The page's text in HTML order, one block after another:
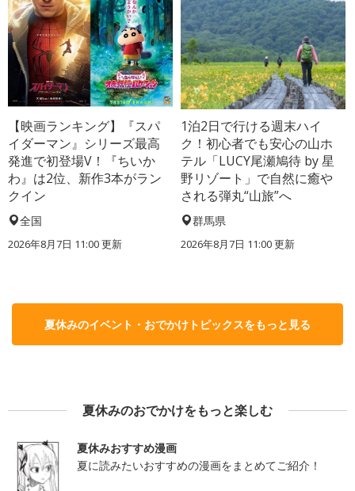
【映画ランキング】『スパ
イダーマン』シリーズ最高
発進で初登場V！『ちいか
わ』は2位、新作3本がラン
クイン
全国
2026年8月7日 11:00更新
1泊2日で行ける週末ハイ
ク！初心者でも安心の山ホ
テル「LUCY尾瀬鳩待 by 星
野リゾート」で自然に癒や
される弾丸“山旅”へ
群馬県
2026年8月7日 11:00更新
夏休みのイベント・おでかけトピックスをもっと見る
夏休みのおでかけをもっと楽しむ
夏休みおすすめ漫画
夏に読みたいおすすめの漫画をまとめてご紹介！